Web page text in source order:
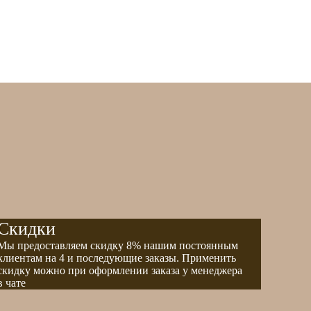
предоставляем скидку 8% нашим постоянным
на 4 и последующие заказы. Применить
можно при оформлении заказа у менеджера
чате